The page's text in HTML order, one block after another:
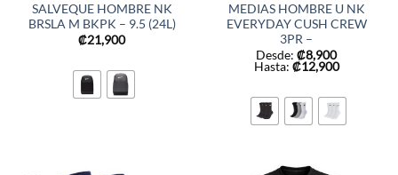
SALVEQUE HOMBRE NK
BRSLA M BKPK – 9.5 (24L)
₡21,900
MEDIAS HOMBRE U NK
EVERYDAY CUSH CREW
3PR –
Desde: ₡8,900
Hasta: ₡12,900